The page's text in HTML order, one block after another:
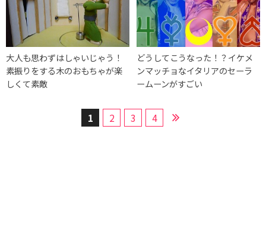
大人も思わずはしゃいじゃう！
素振りをする木のおもちゃが楽
しくて素敵
どうしてこうなった！？イケメ
ンマッチョなイタリアのセーラ
ームーンがすごい
1 2 3 4